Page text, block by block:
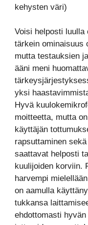
kehysten väri)
Voisi helposti luulla
tärkein ominaisuus
mutta testauksien
ääni meni
yksi
Hyvä
moitteetta, mutta
käyttäjän
rapsuttaminen
saattavat helposti
kuulijoiden korviin.
harvempi
on aamulla
tukkansa
ehdottomasti